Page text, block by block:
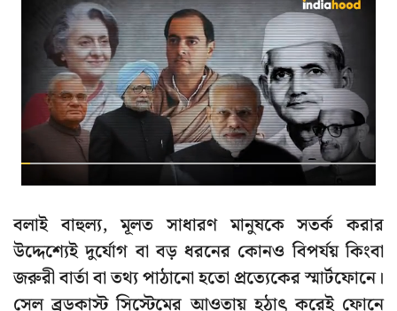
বলাই বাহুল্য, মূলত সাধারণ মানুষকে সতর্ক করার
উদ্দেশ্যেই দুর্যোগ বা বড় ধরনের কোনও বিপর্যয় কিংবা
জরুরী বার্তা বা তথ্য পাঠানো হতো প্রত্যেকের স্মার্টফোনে।
সেল ব্রডকাস্ট সিস্টেমের আওতায় হঠাৎ করেই ফোনে